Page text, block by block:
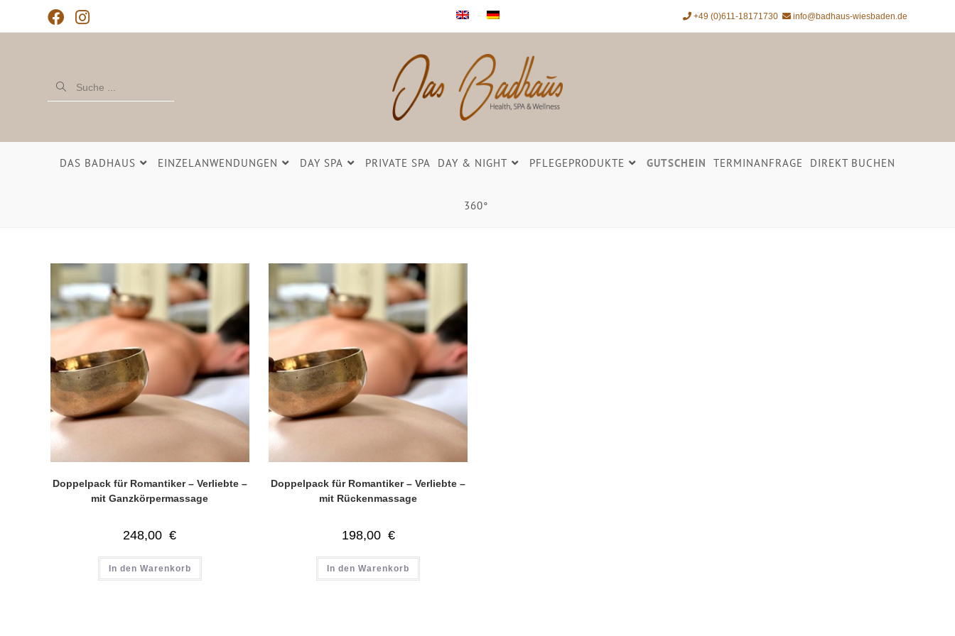
+49 (0)611-18171730 info@badhaus-wiesbaden.de
Suche ...
DAS BADHAUS EINZELANWENDUNGEN DAY SPA PRIVATE SPA DAY & NIGHT PFLEGEPRODUKTE GUTSCHEIN TERMINANFRAGE DIREKT BUCHEN
360°
Doppelpack für Romantiker – Verliebte –
mit Ganzkörpermassage
248,00 €
In den Warenkorb
Doppelpack für Romantiker – Verliebte –
mit Rückenmassage
198,00 €
In den Warenkorb